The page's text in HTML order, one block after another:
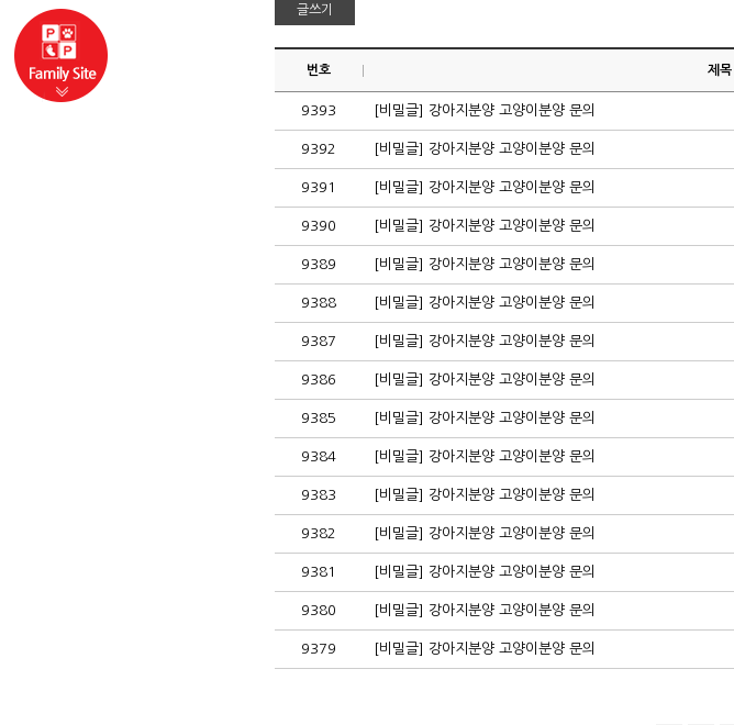
사업부보기
번호 제목
9393 [비밀글] 강아지분양 고양이분양 문의
9392 [비밀글] 강아지분양 고양이분양 문의
9391 [비밀글] 강아지분양 고양이분양 문의
9390 [비밀글] 강아지분양 고양이분양 문의
9389 [비밀글] 강아지분양 고양이분양 문의
9388 [비밀글] 강아지분양 고양이분양 문의
9387 [비밀글] 강아지분양 고양이분양 문의
9386 [비밀글] 강아지분양 고양이분양 문의
9385 [비밀글] 강아지분양 고양이분양 문의
9384 [비밀글] 강아지분양 고양이분양 문의
9383 [비밀글] 강아지분양 고양이분양 문의
9382 [비밀글] 강아지분양 고양이분양 문의
9381 [비밀글] 강아지분양 고양이분양 문의
9380 [비밀글] 강아지분양 고양이분양 문의
9379 [비밀글] 강아지분양 고양이분양 문의